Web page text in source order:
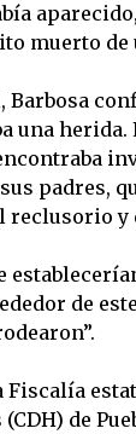
muerto
una
padres,
reclusorio
de
de